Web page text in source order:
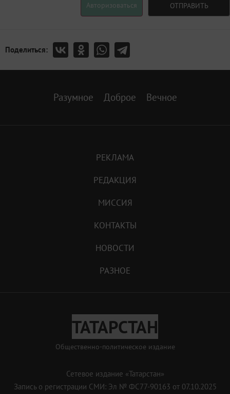
Авторизоваться ОТПРАВИТЬ
Поделиться:
Разумное Доброе Вечное
РЕКЛАМА
РЕДАКЦИЯ
МИССИЯ
КОНТАКТЫ
НОВОСТИ
РАЗНОЕ
ТАТАРСТАН
Общественно-политическое издание
Сетевое издание «Татарстан»
Запись о регистрации СМИ: Эл № ФС77-90163 от 07.10.2025